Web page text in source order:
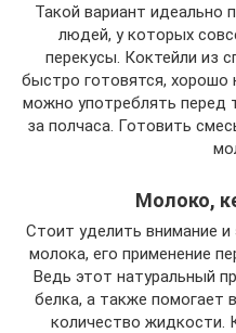
Такой вариант идеально
людей, у которых
перекусы. Коктейли из
быстро готовятся,
можно употреблять перед
за полчаса. Готовить
Молоко,
Стоит уделить внимание
молока, его применение
Ведь этот натуральный
белка, а также помогает
количество жидкости.